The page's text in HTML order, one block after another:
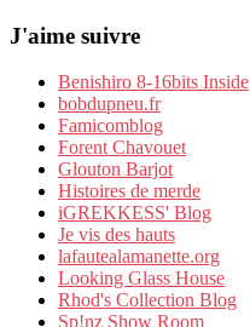
J'aime suivre
Benishiro 8-16bits Inside
bobdupneu.fr
Famicomblog
Forent Chavouet
Glouton Barjot
Histoires de merde
iGREKKESS' Blog
Je vis des hauts
lafautealamanette.org
Looking Glass House
Rhod's Collection Blog
Sp!nz Show Room